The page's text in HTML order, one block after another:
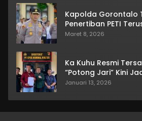
Kapolda Gorontalo
Penertiban PETI
Maret 8, 2026
Ka Kuhu Resmi
“Potong Jari” Kini
Januari 13, 2026